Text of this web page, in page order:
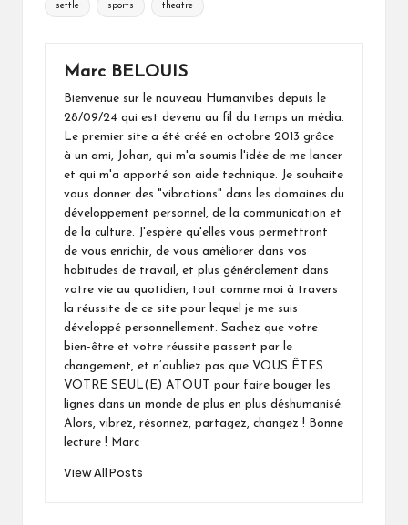
settle sports theatre
Marc BELOUIS
Bienvenue sur le nouveau Humanvibes depuis le
28/09/24 qui est devenu au fil du temps un média.
Le premier site a été créé en octobre 2013 grâce
à un ami, Johan, qui m'a soumis l'idée de me lancer
et qui m'a apporté son aide technique. Je souhaite
vous donner des "vibrations" dans les domaines du
développement personnel, de la communication et
de la culture. J'espère qu'elles vous permettront
de vous enrichir, de vous améliorer dans vos
habitudes de travail, et plus généralement dans
votre vie au quotidien, tout comme moi à travers
la réussite de ce site pour lequel je me suis
développé personnellement. Sachez que votre
bien-être et votre réussite passent par le
changement, et n’oubliez pas que VOUS ÊTES
VOTRE SEUL(E) ATOUT pour faire bouger les
lignes dans un monde de plus en plus déshumanisé.
Alors, vibrez, résonnez, partagez, changez ! Bonne
lecture ! Marc
View All Posts